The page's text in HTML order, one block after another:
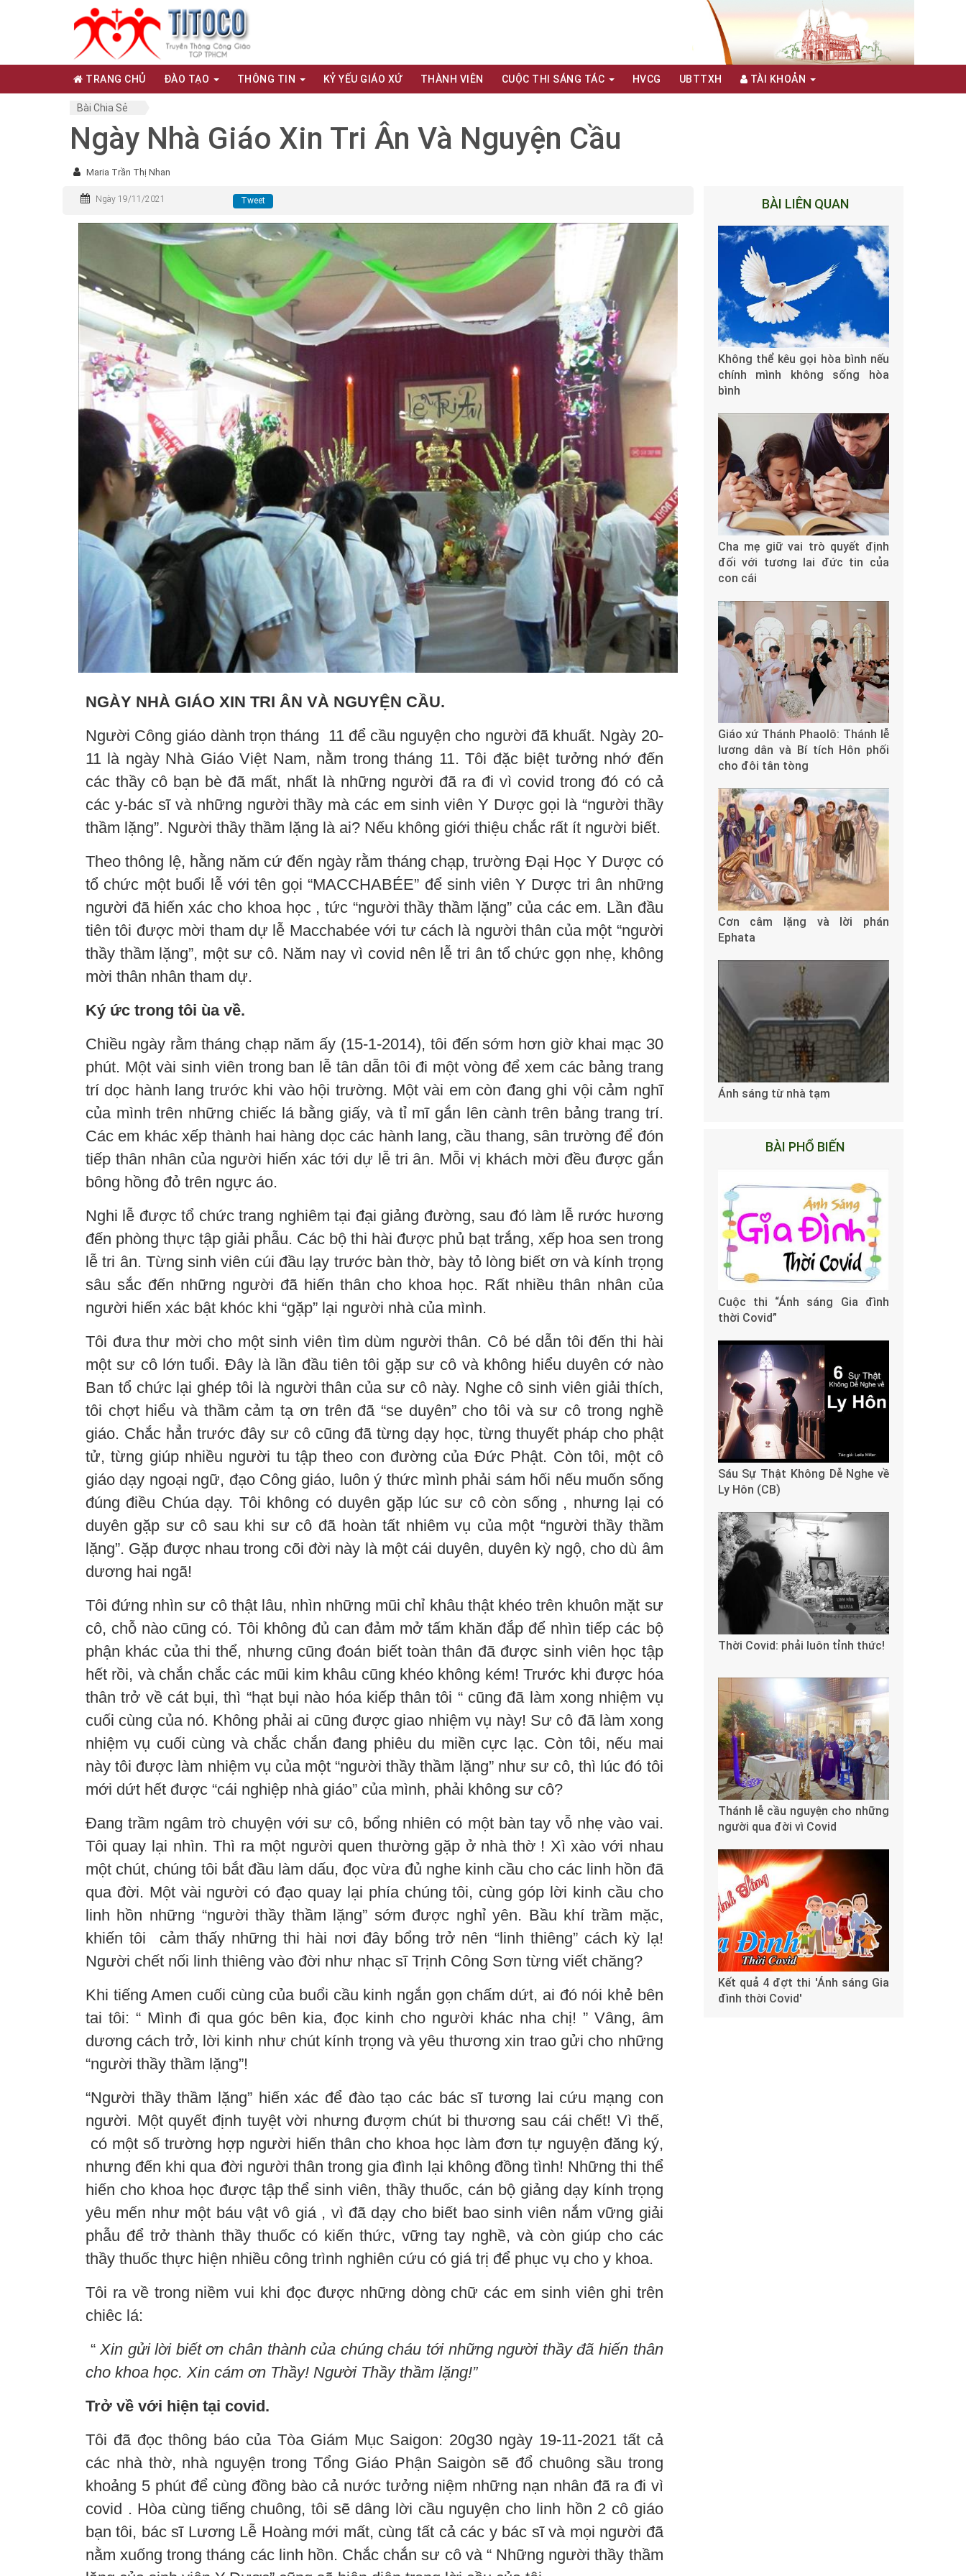
TRANG CHỦ ĐÀO TẠO THÔNG TIN KỶ YẾU GIÁO XỨ THÀNH VIÊN CUỘC THI SÁNG TÁC HVCG UBTTXH TÀI KHOẢN
Bài Chia Sẻ
Ngày Nhà Giáo Xin Tri Ân Và Nguyện Cầu
Maria Trần Thị Nhan
Ngày 19/11/2021 Tweet
NGÀY NHÀ GIÁO XIN TRI ÂN VÀ NGUYỆN CẦU.
Người Công giáo dành trọn tháng 11 để cầu nguyện cho người đã khuất. Ngày 20-
11 là ngày Nhà Giáo Việt Nam, nằm trong tháng 11. Tôi đặc biệt tưởng nhớ đến
các thầy cô bạn bè đã mất, nhất là những người đã ra đi vì covid trong đó có cả
các y-bác sĩ và những người thầy mà các em sinh viên Y Dược gọi là “người thầy
thầm lặng”. Người thầy thầm lặng là ai? Nếu không giới thiệu chắc rất ít người biết.
Theo thông lệ, hằng năm cứ đến ngày rằm tháng chạp, trường Đại Học Y Dược có
tổ chức một buổi lễ với tên gọi “MACCHABÉE” để sinh viên Y Dược tri ân những
người đã hiến xác cho khoa học , tức “người thầy thầm lặng” của các em. Lần đầu
tiên tôi được mời tham dự lễ Macchabée với tư cách là người thân của một “người
thầy thầm lặng”, một sư cô. Năm nay vì covid nên lễ tri ân tổ chức gọn nhẹ, không
mời thân nhân tham dự.
Ký ức trong tôi ùa về.
Chiều ngày rằm tháng chạp năm ấy (15-1-2014), tôi đến sớm hơn giờ khai mạc 30
phút. Một vài sinh viên trong ban lễ tân dẫn tôi đi một vòng để xem các bảng trang
trí dọc hành lang trước khi vào hội trường. Một vài em còn đang ghi vội cảm nghĩ
của mình trên những chiếc lá bằng giấy, và tỉ mĩ gắn lên cành trên bảng trang trí.
Các em khác xếp thành hai hàng dọc các hành lang, cầu thang, sân trường để đón
tiếp thân nhân của người hiến xác tới dự lễ tri ân. Mỗi vị khách mời đều được gắn
bông hồng đỏ trên ngực áo.
Nghi lễ được tổ chức trang nghiêm tại đại giảng đường, sau đó làm lễ rước hương
đến phòng thực tập giải phẫu. Các bộ thi hài được phủ bạt trắng, xếp hoa sen trong
lễ tri ân. Từng sinh viên cúi đầu lạy trước bàn thờ, bày tỏ lòng biết ơn và kính trọng
sâu sắc đến những người đã hiến thân cho khoa học. Rất nhiều thân nhân của
người hiến xác bật khóc khi “gặp” lại người nhà của mình.
Tôi đưa thư mời cho một sinh viên tìm dùm người thân. Cô bé dẫn tôi đến thi hài
một sư cô lớn tuổi. Đây là lần đầu tiên tôi gặp sư cô và không hiểu duyên cớ nào
Ban tổ chức lại ghép tôi là người thân của sư cô này. Nghe cô sinh viên giải thích,
tôi chợt hiểu và thầm cảm tạ ơn trên đã “se duyên” cho tôi và sư cô trong nghề
giáo. Chắc hẳn trước đây sư cô cũng đã từng dạy học, từng thuyết pháp cho phật
tử, từng giúp nhiều người tu tập theo con đường của Đức Phật. Còn tôi, một cô
giáo dạy ngoại ngữ, đạo Công giáo, luôn ý thức mình phải sám hối nếu muốn sống
đúng điều Chúa dạy. Tôi không có duyên gặp lúc sư cô còn sống , nhưng lại có
duyên gặp sư cô sau khi sư cô đã hoàn tất nhiêm vụ của một “người thầy thầm
lặng”. Gặp được nhau trong cõi đời này là một cái duyên, duyên kỳ ngộ, cho dù âm
dương hai ngã!
Tôi đứng nhìn sư cô thật lâu, nhìn những mũi chỉ khâu thật khéo trên khuôn mặt sư
cô, chỗ nào cũng có. Tôi không đủ can đảm mở tấm khăn đắp để nhìn tiếp các bộ
phận khác của thi thể, nhưng cũng đoán biết toàn thân đã được sinh viên học tập
hết rồi, và chắn chắc các mũi kim khâu cũng khéo không kém! Trước khi được hóa
thân trở về cát bụi, thì “hạt bụi nào hóa kiếp thân tôi “ cũng đã làm xong nhiệm vụ
cuối cùng của nó. Không phải ai cũng được giao nhiệm vụ này! Sư cô đã làm xong
nhiệm vụ cuối cùng và chắc chắn đang phiêu du miền cực lạc. Còn tôi, nếu mai
này tôi được làm nhiệm vụ của một “người thầy thầm lặng” như sư cô, thì lúc đó tôi
mới dứt hết được “cái nghiệp nhà giáo” của mình, phải không sư cô?
Đang trầm ngâm trò chuyện với sư cô, bổng nhiên có một bàn tay vỗ nhẹ vào vai.
Tôi quay lại nhìn. Thì ra một người quen thường gặp ở nhà thờ ! Xì xào với nhau
một chút, chúng tôi bắt đầu làm dấu, đọc vừa đủ nghe kinh cầu cho các linh hồn đã
qua đời. Một vài người có đạo quay lại phía chúng tôi, cùng góp lời kinh cầu cho
linh hồn những “người thầy thầm lặng” sớm được nghỉ yên. Bầu khí trầm mặc,
khiến tôi cảm thấy những thi hài nơi đây bổng trở nên “linh thiêng” cách kỳ lạ!
Người chết nối linh thiêng vào đời như nhạc sĩ Trịnh Công Sơn từng viết chăng?
Khi tiếng Amen cuối cùng của buổi cầu kinh ngắn gọn chấm dứt, ai đó nói khẻ bên
tai tôi: “ Mình đi qua góc bên kia, đọc kinh cho người khác nha chị! ” Vâng, âm
dương cách trở, lời kinh như chút kính trọng và yêu thương xin trao gửi cho những
“người thầy thầm lặng”!
“Người thầy thầm lặng” hiến xác để đào tạo các bác sĩ tương lai cứu mạng con
người. Một quyết định tuyệt vời nhưng đượm chút bi thương sau cái chết! Vì thế,
có một số trường hợp người hiến thân cho khoa học làm đơn tự nguyện đăng ký,
nhưng đến khi qua đời người thân trong gia đình lại không đồng tình! Những thi thể
hiến cho khoa học được tập thể sinh viên, thầy thuốc, cán bộ giảng dạy kính trọng
yêu mến như một báu vật vô giá , vì đã dạy cho biết bao sinh viên nắm vững giải
phẫu để trở thành thầy thuốc có kiến thức, vững tay nghề, và còn giúp cho các
thầy thuốc thực hiện nhiều công trình nghiên cứu có giá trị để phục vụ cho y khoa.
Tôi ra về trong niềm vui khi đọc được những dòng chữ các em sinh viên ghi trên
chiêc lá:
“Xin gửi lời biết ơn chân thành của chúng cháu tới những người thầy đã hiến thân
cho khoa học. Xin cám ơn Thầy! Người Thầy thầm lặng!”
Trở về với hiện tại covid.
Tôi đã đọc thông báo của Tòa Giám Mục Saigon: 20g30 ngày 19-11-2021 tất cả
các nhà thờ, nhà nguyện trong Tổng Giáo Phận Saigòn sẽ đổ chuông sầu trong
khoảng 5 phút để cùng đồng bào cả nước tưởng niệm những nạn nhân đã ra đi vì
covid . Hòa cùng tiếng chuông, tôi sẽ dâng lời cầu nguyện cho linh hồn 2 cô giáo
bạn tôi, bác sĩ Lương Lễ Hoàng mới mất, cùng tất cả các y bác sĩ và mọi người đã
nằm xuống trong tháng các linh hồn. Chắc chắn sư cô và “ Những người thầy thầm
BÀI LIÊN QUAN
Không thể kêu gọi hòa bình nếu
chính mình không sống hòa
bình
Cha mẹ giữ vai trò quyết định
đối với tương lai đức tin của
con cái
Giáo xứ Thánh Phaolô: Thánh lễ
lương dân và Bí tích Hôn phối
cho đôi tân tòng
Cơn câm lặng và lời phán
Ephata
Ánh sáng từ nhà tạm
BÀI PHỔ BIẾN
Cuộc thi “Ánh sáng Gia đình
thời Covid”
Sáu Sự Thật Không Dễ Nghe về
Ly Hôn (CB)
Thời Covid: phải luôn tỉnh thức!
Thánh lễ cầu nguyện cho những
người qua đời vì Covid
Kết quả 4 đợt thi 'Ánh sáng Gia
đình thời Covid'